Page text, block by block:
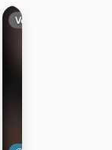
Vendéglátás